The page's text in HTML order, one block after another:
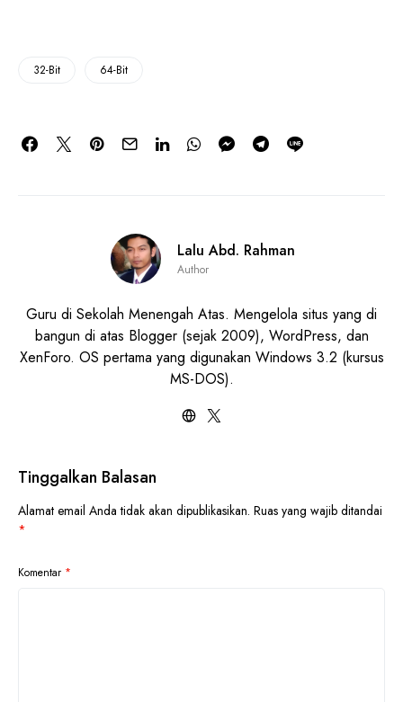
32-Bit 64-Bit
Lalu Abd. Rahman
Author
Guru di Sekolah Menengah Atas. Mengelola situs yang di
bangun di atas Blogger (sejak 2009), WordPress, dan
XenForo. OS pertama yang digunakan Windows 3.2 (kursus
MS-DOS).
Tinggalkan Balasan
Alamat email Anda tidak akan dipublikasikan. Ruas yang wajib ditandai
*
Komentar *